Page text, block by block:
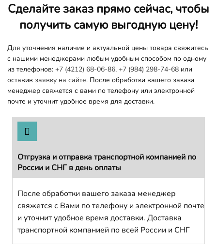
Сделайте заказ прямо сейчас, чтобы
получить самую выгодную цену!
Для уточнения наличие и актуальной цены товара свяжитесь
с нашими менеджерами любым удобным способом по одному
из телефонов: +7 (4212) 68-06-86, +7 (984) 298-74-68 или
оставив заявку на сайте. После обработки вашего заказа
менеджер свяжется с вами по телефону или электронной
почте и уточнит удобное время для доставки.
Отгрузка и отправка транспортной компанией по
России и СНГ в день оплаты
После обработки вашего заказа менеджер
свяжется с Вами по телефону и электронной почте
и уточнит удобное время доставки. Доставка
транспортной компанией по всей России и СНГ